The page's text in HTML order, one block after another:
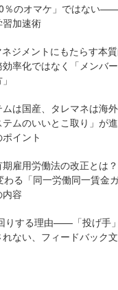
％のオマケ」ではない
加速術
ジメントにもたらす本
率化ではなく「メンバ
ムは国産、タレマネは海
テムのいいとこ取り」が
イント
雇用労働法の改正とは
わる「同一労働同一賃金
容
りする理由——「投げ手
ない、フィードバック